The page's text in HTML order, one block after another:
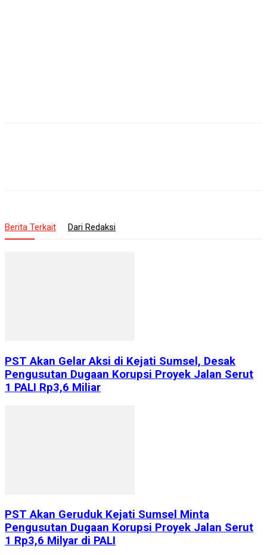
Berita Terkait Dari Redaksi
PST Akan Gelar Aksi di Kejati Sumsel, Desak
Pengusutan Dugaan Korupsi Proyek Jalan Serut
1 PALI Rp3,6 Miliar
PST Akan Geruduk Kejati Sumsel Minta
Pengusutan Dugaan Korupsi Proyek Jalan Serut
1 Rp3,6 Milyar di PALI